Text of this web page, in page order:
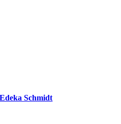
Edeka Schmidt